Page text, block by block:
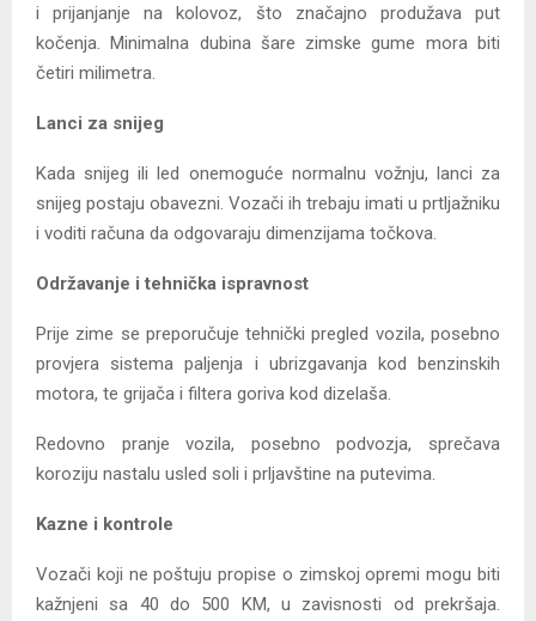
i prijanjanje na kolovoz, što značajno produžava put
kočenja. Minimalna dubina šare zimske gume mora biti
četiri milimetra.
Lanci za snijeg
Kada snijeg ili led onemoguće normalnu vožnju, lanci za
snijeg postaju obavezni. Vozači ih trebaju imati u prtljažniku
i voditi računa da odgovaraju dimenzijama točkova.
Održavanje i tehnička ispravnost
Prije zime se preporučuje tehnički pregled vozila, posebno
provjera sistema paljenja i ubrizgavanja kod benzinskih
motora, te grijača i filtera goriva kod dizelaša.
Redovno pranje vozila, posebno podvozja, sprečava
koroziju nastalu usled soli i prljavštine na putevima.
Kazne i kontrole
Vozači koji ne poštuju propise o zimskoj opremi mogu biti
kažnjeni sa 40 do 500 KM, u zavisnosti od prekršaja.